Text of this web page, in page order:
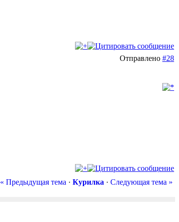
Отправлено #28
« Предыдущая тема · Курилка · Следующая тема »